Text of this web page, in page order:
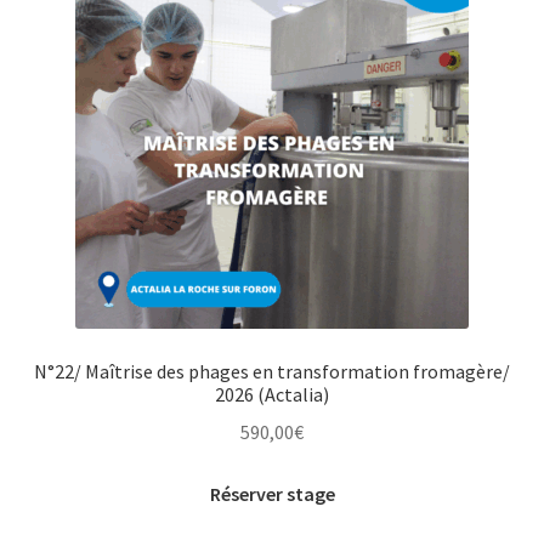
N°22/ Maîtrise des phages en transformation fromagère/
2026 (Actalia)
590,00€
Réserver stage